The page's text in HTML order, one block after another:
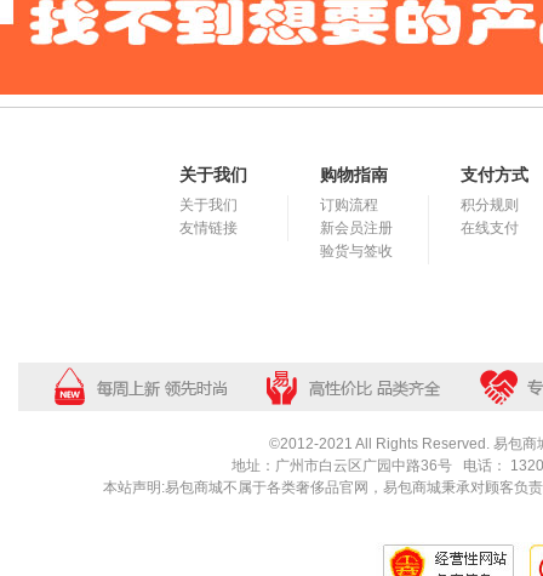
关于我们
关于我们
友情链接
购物指南
订购流程
新会员注册
验货与签收
支付方式
积分规则
在线支付
...
©2012-2021 All Rights Reserved. 易包
地址：广州市白云区广园中路36号 电话：
本站声明:易包商城不属于各类奢侈品官网，易包商城秉承对顾客负